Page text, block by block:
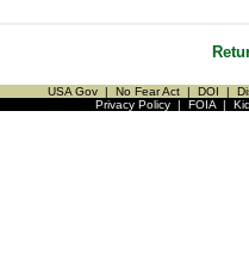
USA Gov | No Fear Act | DOI |
Privacy Policy| FOIA|